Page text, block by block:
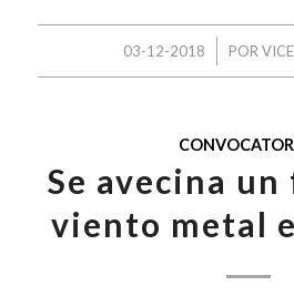
03-12-2018
/ POR
Se avecina
viento metal